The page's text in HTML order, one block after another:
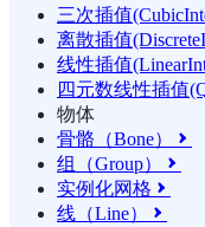
三次插值
离散插值
线性插值
四元数线性插值
物体
骨骼（Bone）

组（Group） 
实例化网格 
线（Line） 